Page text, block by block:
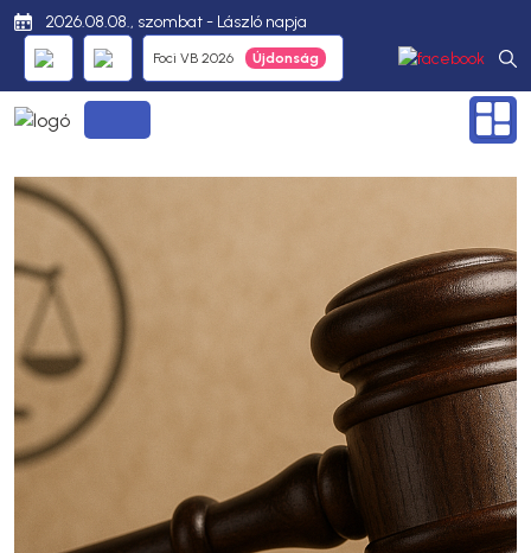
2026.08.08., szombat - László napja
Foci VB 2026